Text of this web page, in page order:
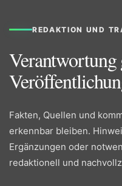
REDAKTION UND
Verantwortung
Fakten, Quellen und
erkennbar bleiben.
Ergänzungen oder
redaktionell und